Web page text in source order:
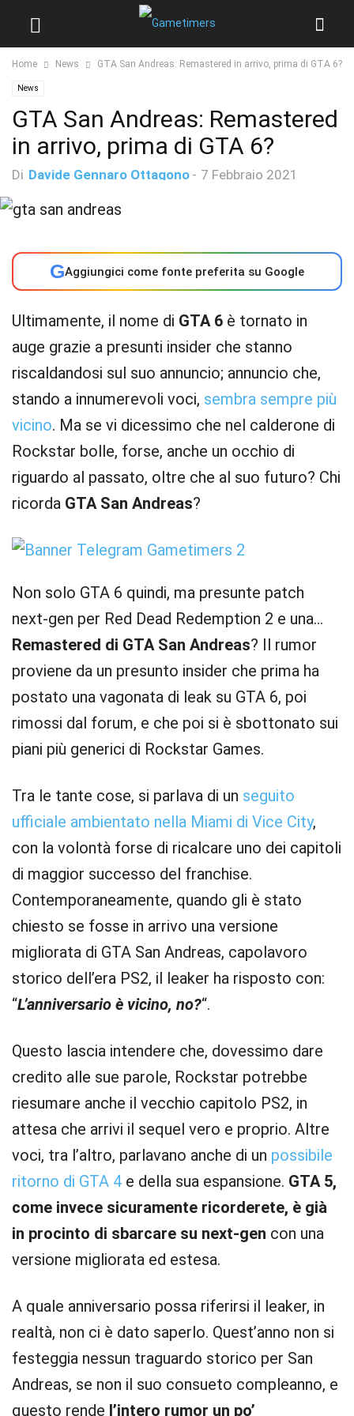
Home News GTA San Andreas: Remastered in arrivo, prima di GTA 6?
News
GTA San Andreas: Remastered
in arrivo, prima di GTA 6?
Di Davide Gennaro Ottagono - 7 Febbraio 2021
GAggiungici come fonte preferita su Google
Ultimamente, il nome di GTA 6 è tornato in
auge grazie a presunti insider che stanno
riscaldandosi sul suo annuncio; annuncio che,
stando a innumerevoli voci, sembra sempre più
vicino. Ma se vi dicessimo che nel calderone di
Rockstar bolle, forse, anche un occhio di
riguardo al passato, oltre che al suo futuro? Chi
ricorda GTA San Andreas?
Non solo GTA 6 quindi, ma presunte patch
next-gen per Red Dead Redemption 2 e una…
Remastered di GTA San Andreas? Il rumor
proviene da un presunto insider che prima ha
postato una vagonata di leak su GTA 6, poi
rimossi dal forum, e che poi si è sbottonato sui
piani più generici di Rockstar Games.
Tra le tante cose, si parlava di un seguito
ufficiale ambientato nella Miami di Vice City,
con la volontà forse di ricalcare uno dei capitoli
di maggior successo del franchise.
Contemporaneamente, quando gli è stato
chiesto se fosse in arrivo una versione
migliorata di GTA San Andreas, capolavoro
storico dell’era PS2, il leaker ha risposto con:
“L’anniversario è vicino, no?“.
Questo lascia intendere che, dovessimo dare
credito alle sue parole, Rockstar potrebbe
riesumare anche il vecchio capitolo PS2, in
attesa che arrivi il sequel vero e proprio. Altre
voci, tra l’altro, parlavano anche di un possibile
ritorno di GTA 4 e della sua espansione. GTA 5,
come invece sicuramente ricorderete, è già
in procinto di sbarcare su next-gen con una
versione migliorata ed estesa.
A quale anniversario possa riferirsi il leaker, in
realtà, non ci è dato saperlo. Quest’anno non si
festeggia nessun traguardo storico per San
Andreas, se non il suo consueto compleanno, e
questo rende l’intero rumor un po’